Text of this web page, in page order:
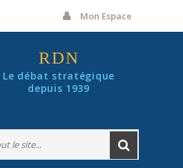
Mon Espace
RDN
Le débat stratégique
depuis 1939